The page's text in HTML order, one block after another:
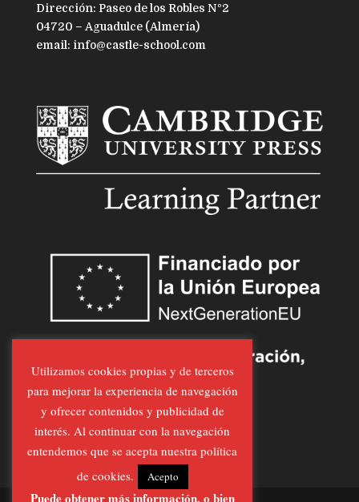
Dirección: Paseo de los Robles Nº2
04720 – Aguadulce (Almería)
email: info@castle-school.com
Utilizamos cookies propias y de terceros
para mejorar la experiencia de navegación
y ofrecer contenidos y publicidad de
interés. Al continuar con la navegación
entendemos que se acepta nuestra política
de cookies.
Acepto
Puede obtener más información, o bien